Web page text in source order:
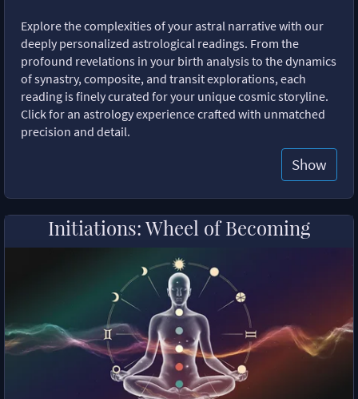
Explore the complexities of your astral narrative with our
deeply personalized astrological readings. From the
profound revelations in your birth analysis to the dynamics
of synastry, composite, and transit explorations, each
reading is finely curated for your unique cosmic storyline.
Click for an astrology experience crafted with unmatched
precision and detail.
Show
Initiations: Wheel of Becoming